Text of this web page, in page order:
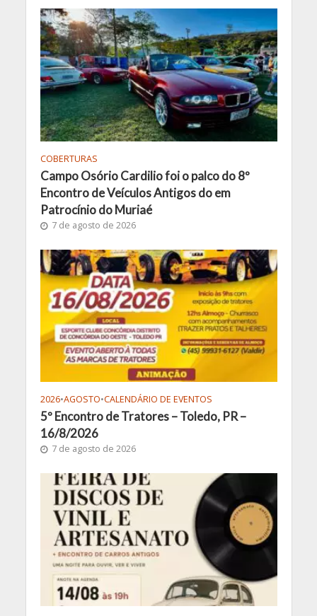
COBERTURAS
Campo Osório Cardilio foi o palco do 8º
Encontro de Veículos Antigos do em
Patrocínio do Muriaé
7 de agosto de 2026
2026•AGOSTO•CALENDÁRIO DE EVENTOS
5º Encontro de Tratores – Toledo, PR –
16/8/2026
7 de agosto de 2026